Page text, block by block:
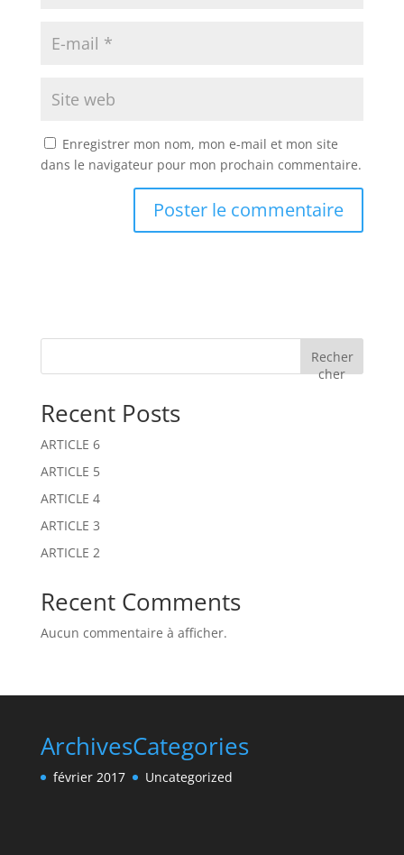
Enregistrer mon nom, mon e-mail et mon site
dans le navigateur pour mon prochain commentaire.
Recher
cher
Recent Posts
ARTICLE 6
ARTICLE 5
ARTICLE 4
ARTICLE 3
ARTICLE 2
Recent Comments
Aucun commentaire à afficher.
Archives
février 2017
Categories
Uncategorized